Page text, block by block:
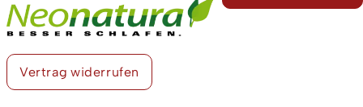
Vertrag widerrufen